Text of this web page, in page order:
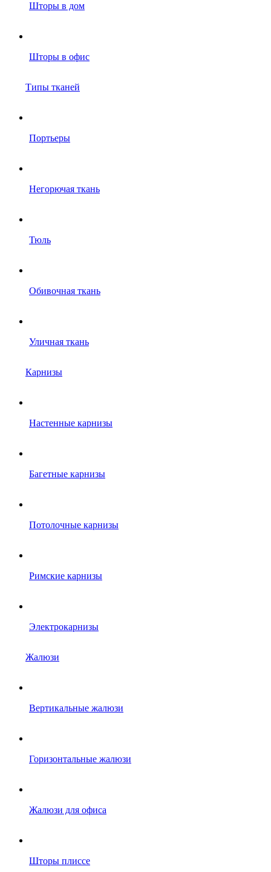
Шторы в дом
Шторы в офис
Типы тканей
Портьеры
Негорючая ткань
Тюль
Обивочная ткань
Уличная ткань
Карнизы
Настенные карнизы
Багетные карнизы
Потолочные карнизы
Римские карнизы
Электрокарнизы
Жалюзи
Вертикальные жалюзи
Горизонтальные жалюзи
Жалюзи для офиса
Шторы плиссе